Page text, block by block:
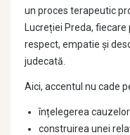
un proces terapeutic
Lucreției Preda,
respect, empatie și
judecată.
Aici, accentul nu cade
înțelegerea
construirea unei